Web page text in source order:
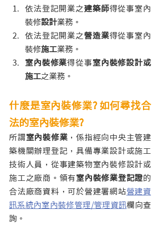
依法登記開業之建築師得從事室內
裝修設計業務。
依法登記開業之營造業得從事室內
裝修施工業務。
室內裝修業得從事室內裝修設計或
施工之業務。
什麼是室內裝修業? 如何尋找合
法的室內裝修業?
所謂室內裝修業 ，係指經向中央主管建
築機關辦理登記，具備專業設計或施工
技術人員，從事建築物室內裝修設計或
施工之廠商。領有室內裝修業登記證的
合法廠商資料，可於營建署網站營建資
訊系統內室內裝修管理/管理資訊欄向查
詢。